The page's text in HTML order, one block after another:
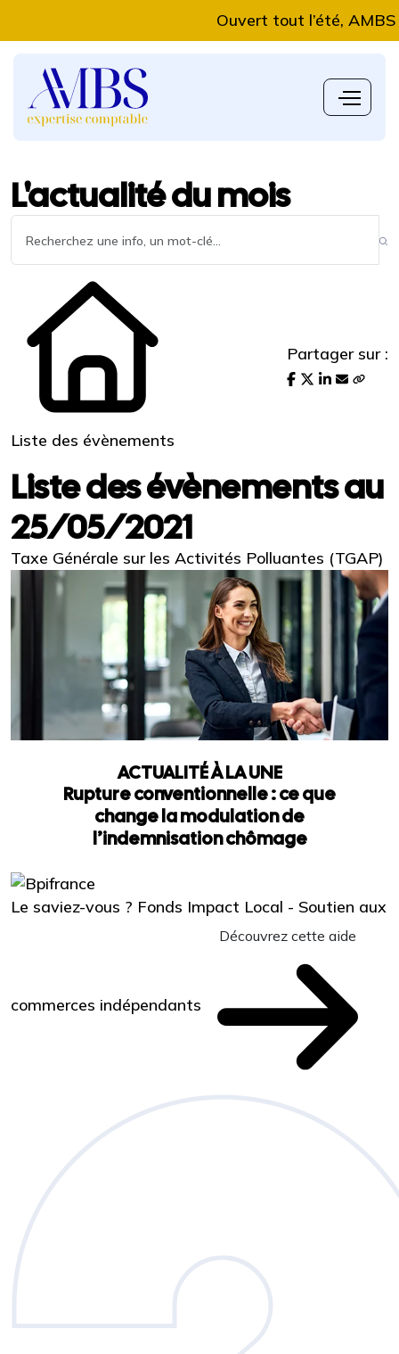
Ouvert tout l’été, AMBS
L'actualité du mois
Liste des évènements
Partager sur :
Liste des évènements au
25/05/2021
Taxe Générale sur les Activités Polluantes (TGAP)
ACTUALITÉ À LA UNE
Rupture conventionnelle : ce que
change la modulation de
l’indemnisation chômage
Le saviez-vous ? Fonds Impact Local - Soutien aux
commerces indépendants
Découvrez cette aide